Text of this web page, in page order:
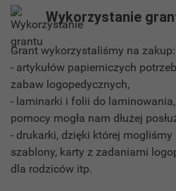
Wykorzystanie
Grant wykorzystaliśmy na zakup:
- artykułów papierniczych
zabaw logopedycznych,
- laminarki i folii do
pomocy mogła nam dłużej
- drukarki, dzięki której
szablony, karty z zadaniami
dla rodziców itp.